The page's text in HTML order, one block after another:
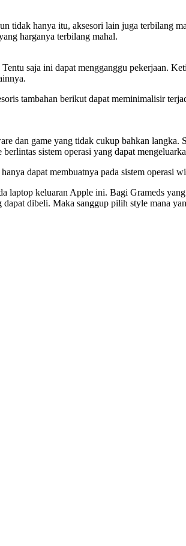
tidak hanya itu, aksesori lain juga terbilang
harganya terbilang mahal.
saja ini dapat mengganggu pekerjaan.
tambahan berikut dapat meminimalisir
dan game yang tidak cukup bahkan
sistem operasi yang dapat
dapat membuatnya pada sistem operasi
laptop keluaran Apple ini. Bagi Grameds
dibeli. Maka sanggup pilih style mana